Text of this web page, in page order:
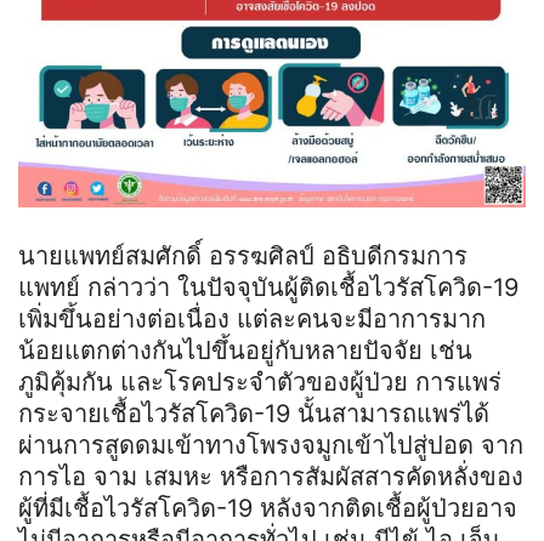
นายแพทย์สมศักดิ์ อรรฆศิลป์ อธิบดีกรมการ
แพทย์ กล่าวว่า ในปัจจุบันผู้ติดเชื้อไวรัสโควิด-19
เพิ่มขึ้นอย่างต่อเนื่อง แต่ละคนจะมีอาการมาก
น้อยแตกต่างกันไปขึ้นอยู่กับหลายปัจจัย เช่น
ภูมิคุ้มกัน และโรคประจำตัวของผู้ป่วย การแพร่
กระจายเชื้อไวรัสโควิด-19 นั้นสามารถแพร่ได้
ผ่านการสูดดมเข้าทางโพรงจมูกเข้าไปสู่ปอด จาก
การไอ จาม เสมหะ หรือการสัมผัสสารคัดหลั่งของ
ผู้ที่มีเชื้อไวรัสโควิด-19 หลังจากติดเชื้อผู้ป่วยอาจ